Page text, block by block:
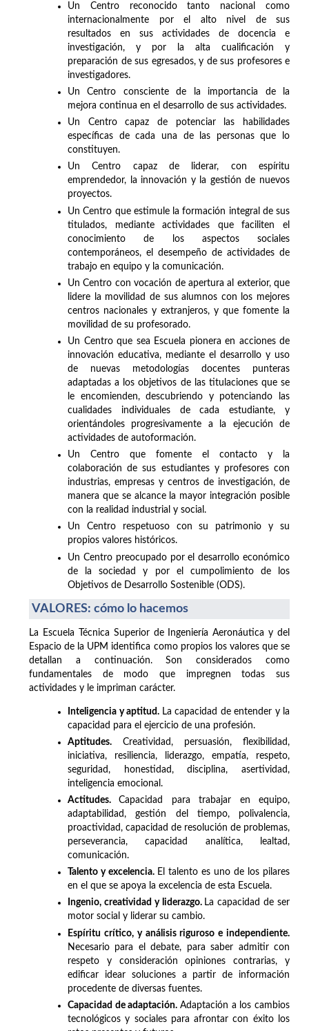
Un Centro reconocido tanto nacional como
internacionalmente por el alto nivel de sus
resultados en sus actividades de docencia e
investigación, y por la alta cualificación y
preparación de sus egresados, y de sus profesores e
investigadores.
Un Centro consciente de la importancia de la
mejora continua en el desarrollo de sus actividades.
Un Centro capaz de potenciar las habilidades
específicas de cada una de las personas que lo
constituyen.
Un Centro capaz de liderar, con espíritu
emprendedor, la innovación y la gestión de nuevos
proyectos.
Un Centro que estimule la formación integral de sus
titulados, mediante actividades que faciliten el
conocimiento de los aspectos sociales
contemporáneos, el desempeño de actividades de
trabajo en equipo y la comunicación.
Un Centro con vocación de apertura al exterior, que
lidere la movilidad de sus alumnos con los mejores
centros nacionales y extranjeros, y que fomente la
movilidad de su profesorado.
Un Centro que sea Escuela pionera en acciones de
innovación educativa, mediante el desarrollo y uso
de nuevas metodologías docentes punteras
adaptadas a los objetivos de las titulaciones que se
le encomienden, descubriendo y potenciando las
cualidades individuales de cada estudiante, y
orientándoles progresivamente a la ejecución de
actividades de autoformación.
Un Centro que fomente el contacto y la
colaboración de sus estudiantes y profesores con
industrias, empresas y centros de investigación, de
manera que se alcance la mayor integración posible
con la realidad industrial y social.
Un Centro respetuoso con su patrimonio y su
propios valores históricos.
Un Centro preocupado por el desarrollo económico
de la sociedad y por el cumpolimiento de los
Objetivos de Desarrollo Sostenible (ODS).
VALORES: cómo lo hacemos
La Escuela Técnica Superior de Ingeniería Aeronáutica y del
Espacio de la UPM identifica como propios los valores que se
detallan a continuación. Son considerados como
fundamentales de modo que impregnen todas sus
actividades y le impriman carácter.
Inteligencia y aptitud. La capacidad de entender y la
capacidad para el ejercicio de una profesión.
Aptitudes. Creatividad, persuasión, flexibilidad,
iniciativa, resiliencia, liderazgo, empatía, respeto,
seguridad, honestidad, disciplina, asertividad,
inteligencia emocional.
Actitudes.Capacidad para trabajar en equipo,
adaptabilidad, gestión del tiempo, polivalencia,
proactividad, capacidad de resolución de problemas,
perseverancia, capacidad analítica, lealtad,
comunicación.
Talento y excelencia. El talento es uno de los pilares
en el que se apoya la excelencia de esta Escuela.
Ingenio, creatividad y liderazgo. La capacidad de ser
motor social y liderar su cambio.
Espíritu crítico, y análisis riguroso e independiente.
Necesario para el debate, para saber admitir con
respeto y consideración opiniones contrarias, y
edificar idear soluciones a partir de información
procedente de diversas fuentes.
Capacidad de adaptación. Adaptación a los cambios
tecnológicos y sociales para afrontar con éxito los